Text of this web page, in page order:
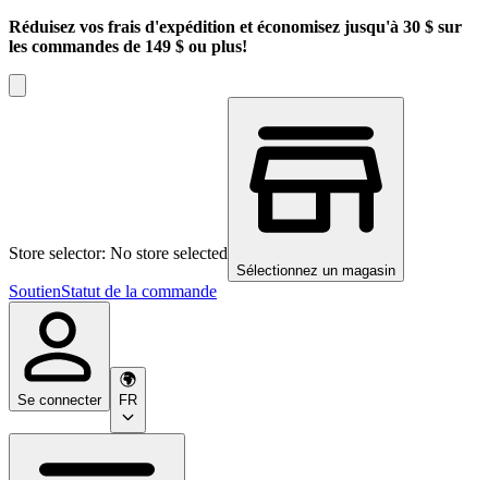
Réduisez vos frais d'expédition et économisez jusqu'à 30 $ sur
les commandes de 149 $ ou plus!
Store selector: No store selected
Sélectionnez un magasin
SoutienStatut de la commande
Se connecter FR